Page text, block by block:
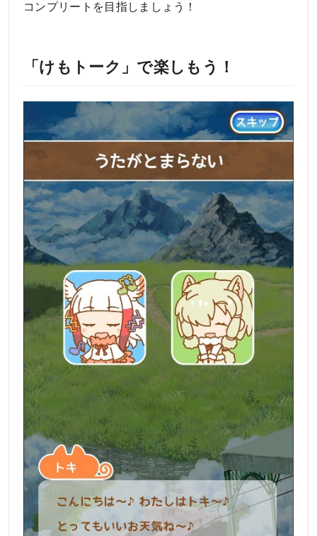
コンプリートを目指しましょう！
「けもトーク」で楽しもう！